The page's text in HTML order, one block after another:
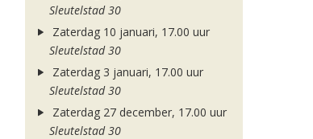
Sleutelstad 30
Zaterdag 10 januari, 17.00 uur
Sleutelstad 30
Zaterdag 3 januari, 17.00 uur
Sleutelstad 30
Zaterdag 27 december, 17.00 uur
Sleutelstad 30